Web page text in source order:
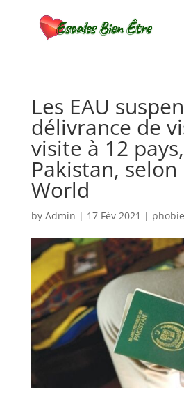
Les EAU
délivrance de
visite à 12
Pakistan, selon
World
by Admin | 17 Fév 2021 | phobie